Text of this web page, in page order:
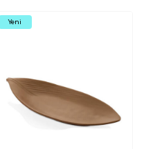
Yeni